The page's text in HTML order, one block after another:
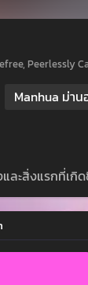
Peerlessly
Manhua ม่าน
ละสิ่งแรกที่เกิ